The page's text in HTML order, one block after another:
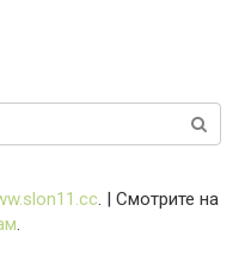
. | Смотрите на
.